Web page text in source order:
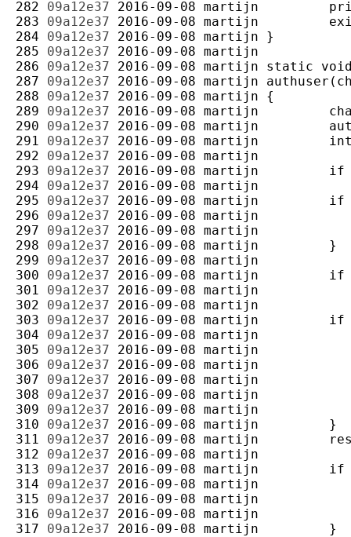
282 09a12e37 2016-09-08 martijn
283 09a12e37 2016-09-08 martijn
284 09a12e37 2016-09-08 martijn
285 09a12e37 2016-09-08 martijn
286 09a12e37 2016-09-08 martijn
287 09a12e37 2016-09-08 martijn
288 09a12e37 2016-09-08 martijn
289 09a12e37 2016-09-08 martijn
290 09a12e37 2016-09-08 martijn
291 09a12e37 2016-09-08 martijn
292 09a12e37 2016-09-08 martijn
293 09a12e37 2016-09-08 martijn
294 09a12e37 2016-09-08 martijn
295 09a12e37 2016-09-08 martijn
296 09a12e37 2016-09-08 martijn
297 09a12e37 2016-09-08 martijn
298 09a12e37 2016-09-08 martijn
299 09a12e37 2016-09-08 martijn
300 09a12e37 2016-09-08 martijn
301 09a12e37 2016-09-08 martijn
302 09a12e37 2016-09-08 martijn
303 09a12e37 2016-09-08 martijn
304 09a12e37 2016-09-08 martijn
305 09a12e37 2016-09-08 martijn
306 09a12e37 2016-09-08 martijn
307 09a12e37 2016-09-08 martijn
308 09a12e37 2016-09-08 martijn
309 09a12e37 2016-09-08 martijn
310 09a12e37 2016-09-08 martijn
311 09a12e37 2016-09-08 martijn
312 09a12e37 2016-09-08 martijn
313 09a12e37 2016-09-08 martijn
314 09a12e37 2016-09-08 martijn
315 09a12e37 2016-09-08 martijn
316 09a12e37 2016-09-08 martijn
317 09a12e37 2016-09-08 martijn